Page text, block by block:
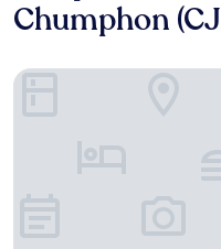
Chumphon
The Beach Resort &